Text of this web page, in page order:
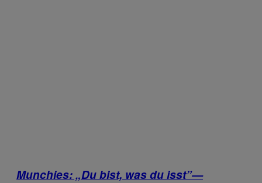
Munchies: „Du bist, was du isst”—